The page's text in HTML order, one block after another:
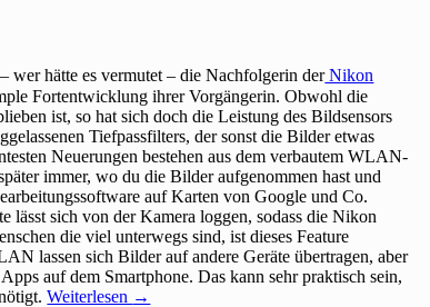
wer hätte es vermutet – die Nachfolgerin derNikon
Fortentwicklung ihrer Vorgängerin. Obwohl die
ist, so hat sich doch die Leistung des Bildsensors
Tiefpassfilters, der sonst die Bilder etwas
Neuerungen bestehen aus dem verbautem WLAN-
immer, wo du die Bilder aufgenommen hast und
auf Karten von Google und Co.
lässt sich von der Kamera loggen, sodass die Nikon
die viel unterwegs sind, ist dieses Feature
lassen sich Bilder auf andere Geräte übertragen, aber
auf dem Smartphone. Das kann sehr praktisch sein,
Weiterlesen →